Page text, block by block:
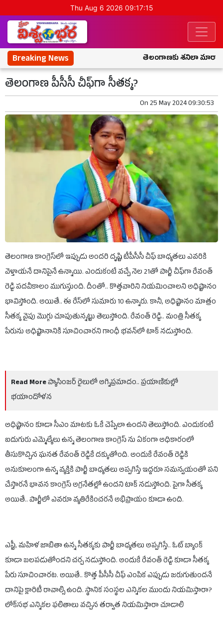
Thu Aug 6 2026 09:17:16
Breaking News తెలంగాణకు శనిలా
తెలంగాణ పీసీసీ చీఫ్‌గా సీతక్క?
On25 May 2024 09:30:53
తెలంగాణ కాంగ్రెస్‌లో ఇప్పుడు అందరి దృష్టి టీపీసీసీ చీఫ్ బాధ్యతలు ఎవరికి
వెళ్తాయనే దానిపైనే ఉన్నాయి. ఎందుకంటే వచ్చే నెల 21తో పార్టీ చీఫ్‌గా రేవంత్
రెడ్డి పదవీకాలం ముగుస్తుంది. దీంతో.. కొత్తవారిని నియమించాలని అధిష్టానం
భావిస్తోంది. అయితే.. ఈ రేస్‌లో సుమారు 10 ఉన్నారు. కానీ, అధిష్టానం మాత్రం
సీతక్క వైపు మొగ్గు చూపుతున్నట్టు తెలుస్తోంది. రేవంత్ రెడ్డి.. మంత్రి సీతక్క
పేరును అధిష్టానానికి సూచించారని గాంధీ భవన్‌లో టాక్ నడుస్తోంది.
Read Moreప్యాసింజర్ రైలులో అగ్నిప్రమాదం.. ప్రయాణికుల్లో
భయాందోళన
అధిష్టానం కూడా సీఎం మాటకు ఓకే చెప్పేలా ఉందని తెలుస్తోంది. ఎందుకంటే
ఐదుగురు ఎమ్మెల్యేలు ఉన్న తెలంగాణ కాంగ్రెస్ ను ఏకంగా అధికారంలో
తీసుకొచ్చిన ఘనత రేవంత్ రెడ్డికే దక్కుతోంది. అందుకే రేవంత్ రెడ్డికి
అనుకూలంగా ఉన్న వ్యక్తికి పార్టీ బాధ్యతలు అప్పగిస్తే ఇద్దరూ సమన్వయంతో పని
చేస్తారనే భావన కాంగ్రెస్ అగ్రనేతల్లో ఉందని టాక్ నడుస్తోంది. పైగా సీతక్క
అయితే.. పార్టీలో ఎవరూ వ్యతిరేకించరనే అభిప్రాయం కూడా ఉంది.
ఎస్టీ, మహిళ జాబితా ఉన్న సీతక్కకు పార్టీ బాధ్యతలు అప్పగిస్తే.. ఓట్ బ్యాంక్
కూడా బలపడుతోందని చర్చ నడుస్తోంది. అందుకే రేవంత్ రెడ్డి కూడా సీతక్క
పేరు సూచించారట. అయితే.. కొత్త పీసీసీ చీఫ్ ఎంపిక ఎప్పుడు జరుగుతుందనే
దానిపై క్లారిటీ రావాల్సి ఉంది. స్థానిక సంస్థల ఎన్నికల ముందు నియమిస్తారా?
లోక్‌సభ ఎన్నికల ఫలితాలు వచ్చిన తర్వాత నియమిస్తారా చూడాలి